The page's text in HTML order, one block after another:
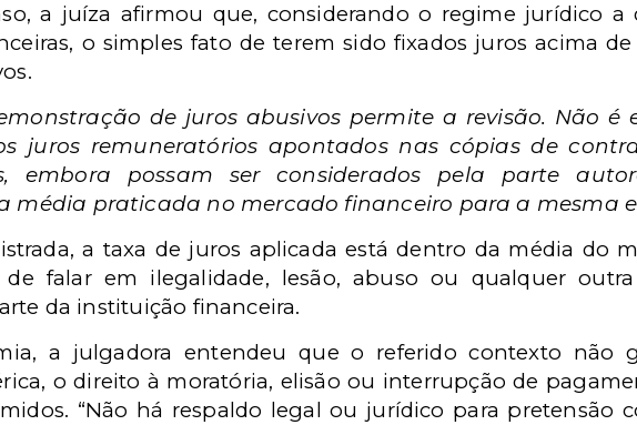
a juíza afirmou que, considerando o regime jurídico a
o simples fato de terem sido fixados juros acima
de juros abusivos permite a revisão. Não é
juros remuneratórios apontados nas cópias de
embora possam ser considerados pela parte
média praticada no mercado financeiro para a mesma
a taxa de juros aplicada está dentro da média do
falar em ilegalidade, lesão, abuso ou qualquer
da instituição financeira.
a julgadora entendeu que o referido contexto não
o direito à moratória, elisão ou interrupção de
“Não há respaldo legal ou jurídico para pretensão